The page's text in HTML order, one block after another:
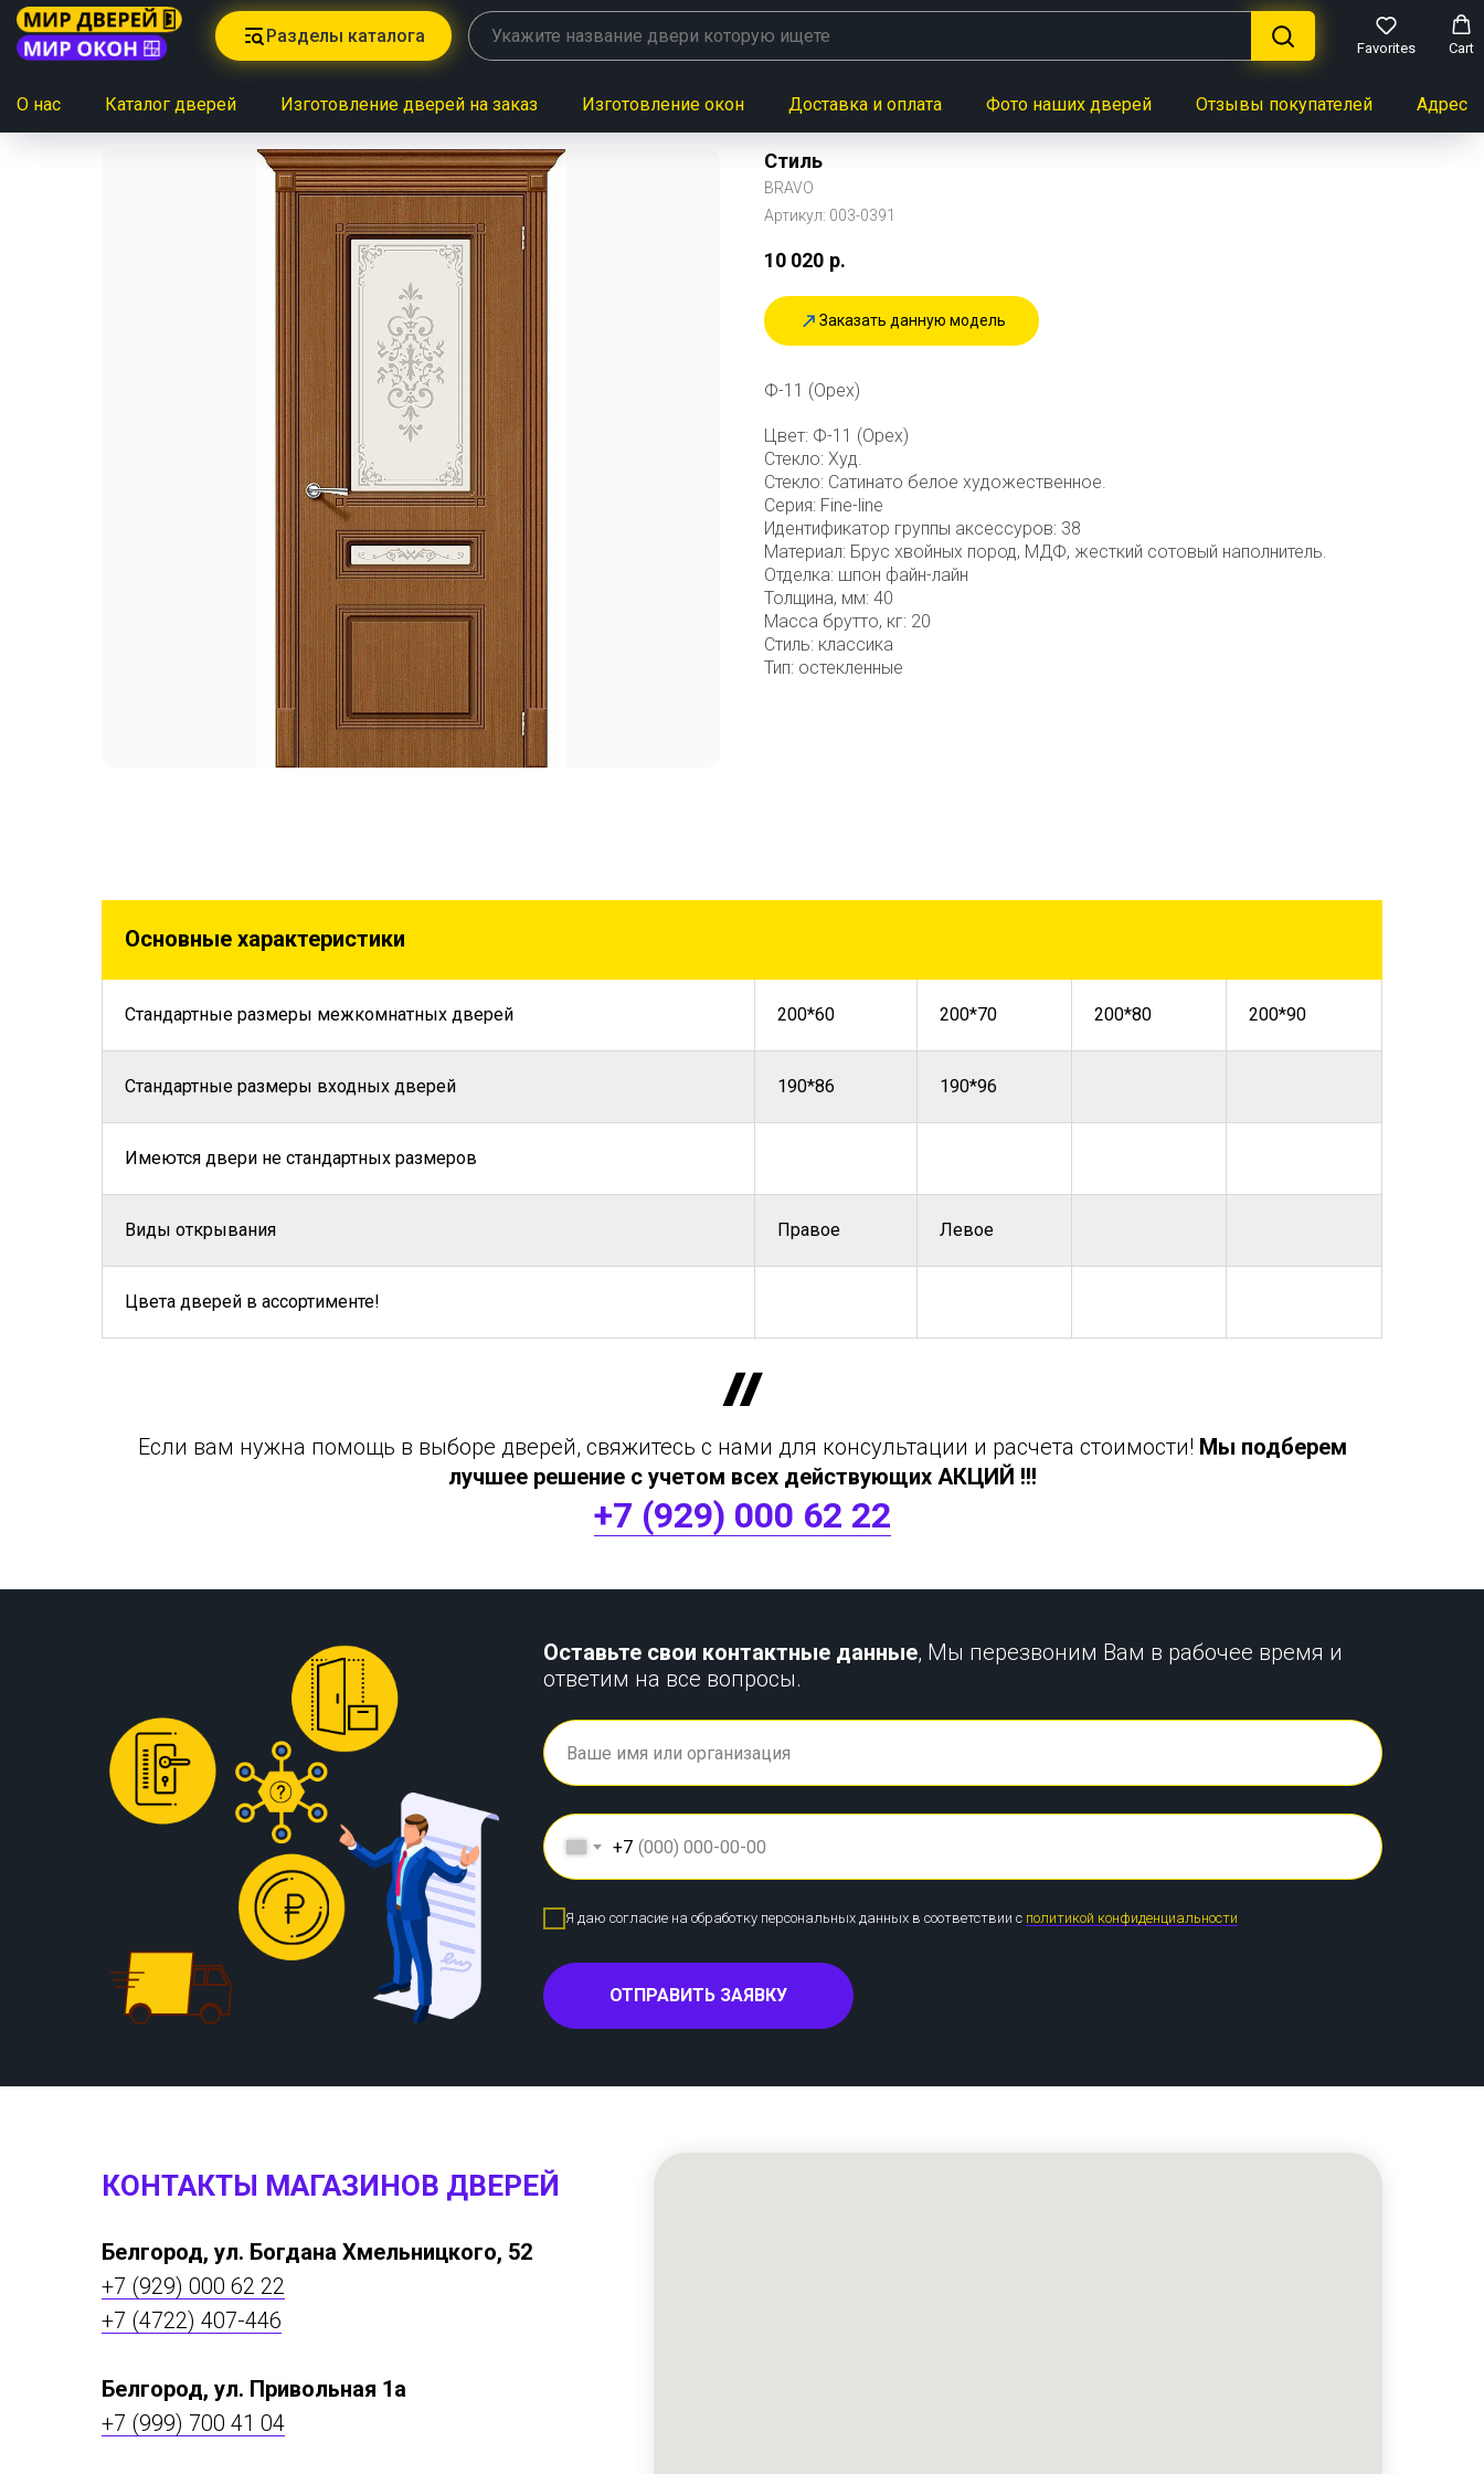
Разделы каталога
Favorites Cart
О нас Каталог дверей Изготовление дверей на заказ Изготовление окон Доставка и оплата Фото наших дверей Отзывы покупателей Адреса
Стиль
BRAVO
Артикул: 003-0391
10 020 р.
Заказать данную модель
Ф-11 (Орех)
Цвет: Ф-11 (Орех)
Стекло: Худ.
Стекло: Сатинато белое художественное.
Серия: Fine-line
Идентификатор группы аксессуров: 38
Материал: Брус хвойных пород, МДФ, жесткий сотовый наполнитель.
Отделка: шпон файн-лайн
Толщина, мм: 40
Масса брутто, кг: 20
Стиль: классика
Тип: остекленные
Основные характеристики
Стандартные размеры межкомнатных дверей 200*60 200*70 200*80 200*90
Стандартные размеры входных дверей 190*86 190*96
Имеются двери не стандартных размеров
Виды открывания Правое Левое
Цвета дверей в ассортименте!
Если вам нужна помощь в выборе дверей, свяжитесь с нами для консультации и расчета стоимости! Мы подберем
лучшее решение с учетом всех действующих АКЦИЙ !!!
+7 (929) 000 62 22
Оставьте свои контактные данные, Мы перезвоним Вам в рабочее время и
ответим на все вопросы.
+7
Я даю согласие на обработку персональных данных в соответствии с политикой конфиденциальности
ОТПРАВИТЬ ЗАЯВКУ
КОНТАКТЫ МАГАЗИНОВ ДВЕРЕЙ
Белгород, ул. Богдана Хмельницкого, 52
+7 (929) 000 62 22
+7 (4722) 407-446
Белгород, ул. Привольная 1а
+7 (999) 700 41 04